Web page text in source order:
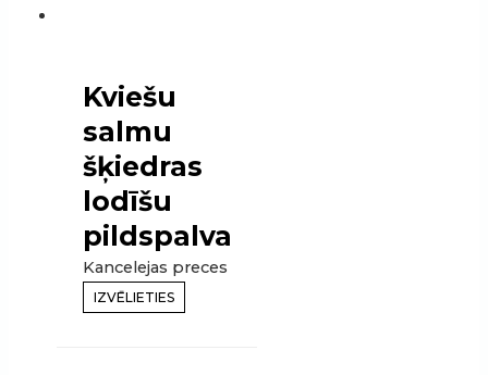
Kviešu
salmu
šķiedras
lodīšu
pildspalva
Kancelejas preces
IZVĒLIETIES